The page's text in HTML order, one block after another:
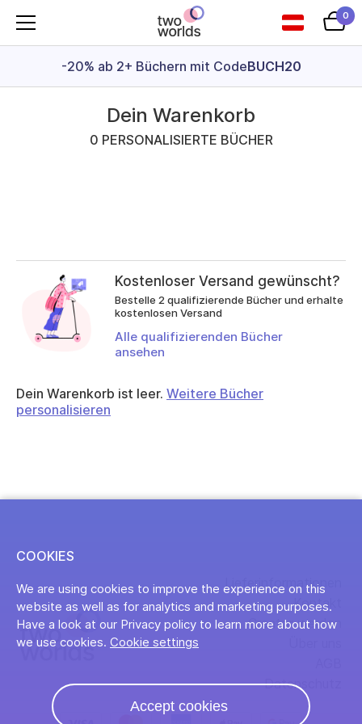
0
-20% ab 2+ Büchern mit CodeBUCH20
Dein Warenkorb
0 PERSONALISIERTE BÜCHER
Kostenloser Versand gewünscht?
Bestelle 2 qualifizierende Bücher und erhalte
kostenlosen Versand
Alle qualifizierenden Bücher
ansehen
Dein Warenkorb ist leer. Weitere Bücher
personalisieren
Lieferinformationen
Kontakt
Creator werden
Datenschutz
COOKIES
We are using cookies to improve the experience on this
website as well as for analytics and marketing purposes.
Have a look at our Privacy policy to learn more about how
we use cookies. Cookie settings
Accept cookies